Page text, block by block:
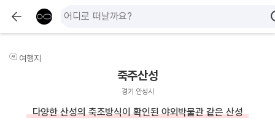
여행지
죽주산성
경기 안성시
다양한 산성의 축조방식이 확인된 야외박물관 같은 산성